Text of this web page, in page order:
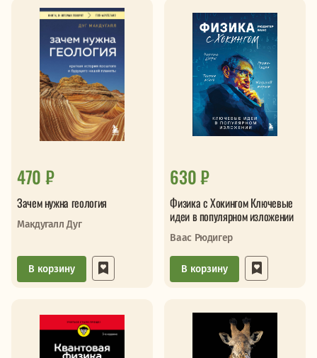
470 ₽
Зачем нужна геология
Макдугалл Дуг
В корзину
630 ₽
Физика с Хокингом Ключевые
идеи в популярном изложении
Ваас Рюдигер
В корзину